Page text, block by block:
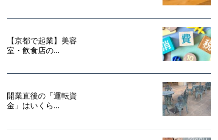
【京都で起業】美容
室・飲食店の...
開業直後の「運転資
金」はいくら...